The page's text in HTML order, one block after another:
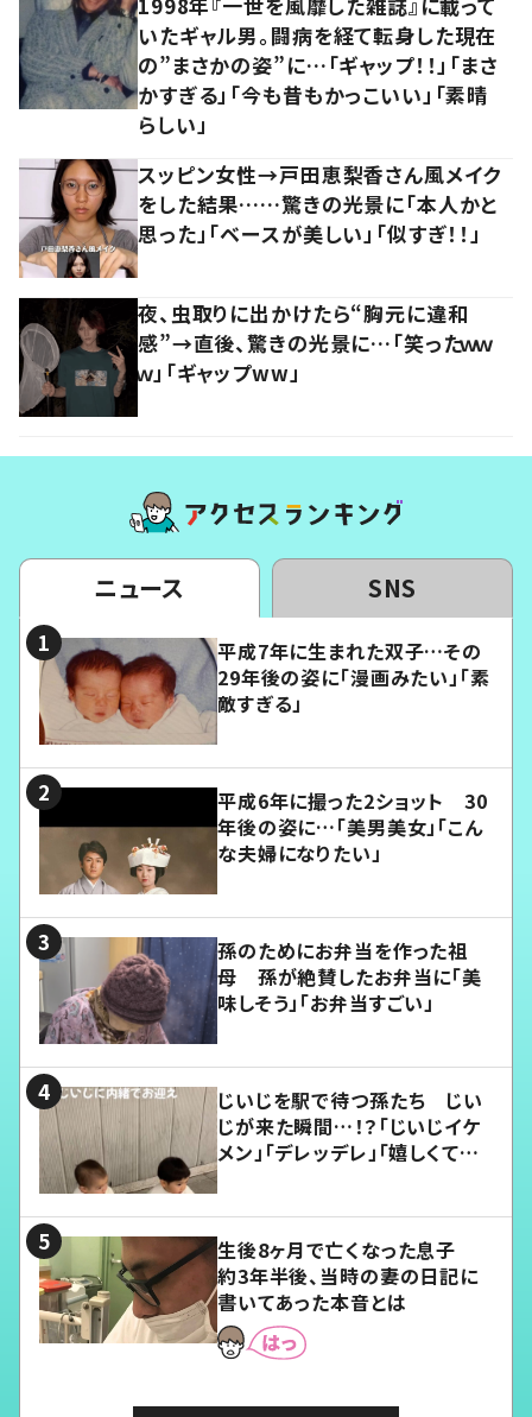
いたギャル男。闘病を経て転身した現在
の”まさかの姿”に…「ギャップ！！」「まさ
かすぎる」「今も昔もかっこいい」「素晴
らしい」
スッピン女性→戸田恵梨香さん風メイク
をした結果……驚きの光景に「本人かと
思った」「ベースが美しい」「似すぎ！！」
夜、虫取りに出かけたら“胸元に違和
感”→直後、驚きの光景に…「笑ったｗｗ
ｗ」「ギャップww」
ニュース SNS
平成7年に生まれた双子…その
29年後の姿に「漫画みたい」「素
敵すぎる」
平成6年に撮った2ショット 30
年後の姿に…「美男美女」「こん
な夫婦になりたい」
孫のためにお弁当を作った祖
母 孫が絶賛したお弁当に「美
味しそう」「お弁当すごい」
じいじを駅で待つ孫たち じい
じが来た瞬間…！？「じいじイケ
メン」「デレッデレ」「嬉しくて可
生後8ヶ月で亡くなった息子
約3年半後、当時の妻の日記に
書いてあった本音とは